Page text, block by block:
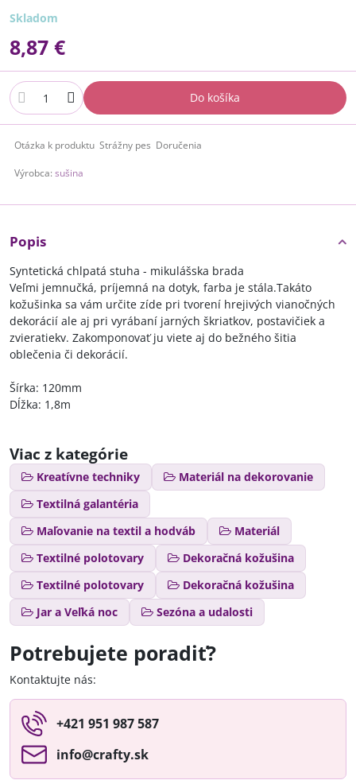
Skladom
8,87 €
Do košíka
Otázka k produktu Strážny pes Doručenia
Výrobca: sušina
Popis
Syntetická chlpatá stuha - mikulášska brada
Veľmi jemnučká, príjemná na dotyk, farba je stála.Takáto
kožušinka sa vám určite zíde pri tvorení hrejivých vianočných
dekorácií ale aj pri vyrábaní jarných škriatkov, postavičiek a
zvieratiekv. Zakomponovať ju viete aj do bežného šitia
oblečenia či dekorácií.
Šírka: 120mm
Dĺžka: 1,8m
Viac z kategórie
Kreatívne techniky
Materiál na dekorovanie
Textilná galantéria
Maľovanie na textil a hodváb
Materiál
Textilné polotovary
Dekoračná kožušina
Textilné polotovary
Dekoračná kožušina
Jar a Veľká noc
Sezóna a udalosti
Potrebujete poradiť?
Kontaktujte nás:
+421 951 987 587
info​@crafty​.sk